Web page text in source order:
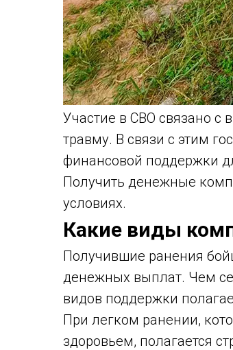
Участие в СВО связано с
травму. В связи с этим
финансовой поддержки
Получить денежные
условиях.
Какие виды
Получившие ранения
денежных выплат. Чем
видов поддержки
При легком ранении,
здоровьем, полагается